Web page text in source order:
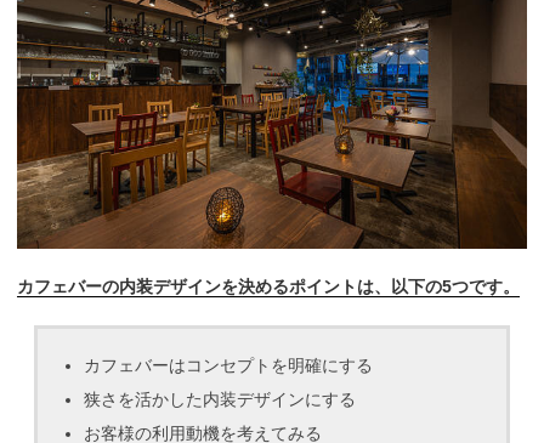
カフェバーの内装デザインを決めるポイントは、以下の5つです。
カフェバーはコンセプトを明確にする
狭さを活かした内装デザインにする
お客様の利用動機を考えてみる